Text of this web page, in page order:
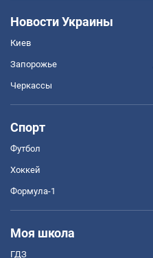
Новости Украины
Киев
Запорожье
Черкассы
Спорт
Футбол
Хоккей
Формула-1
Моя школа
ГДЗ